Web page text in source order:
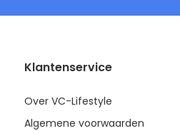
Klantenservice
Over VC-Lifestyle
Algemene voorwaarden